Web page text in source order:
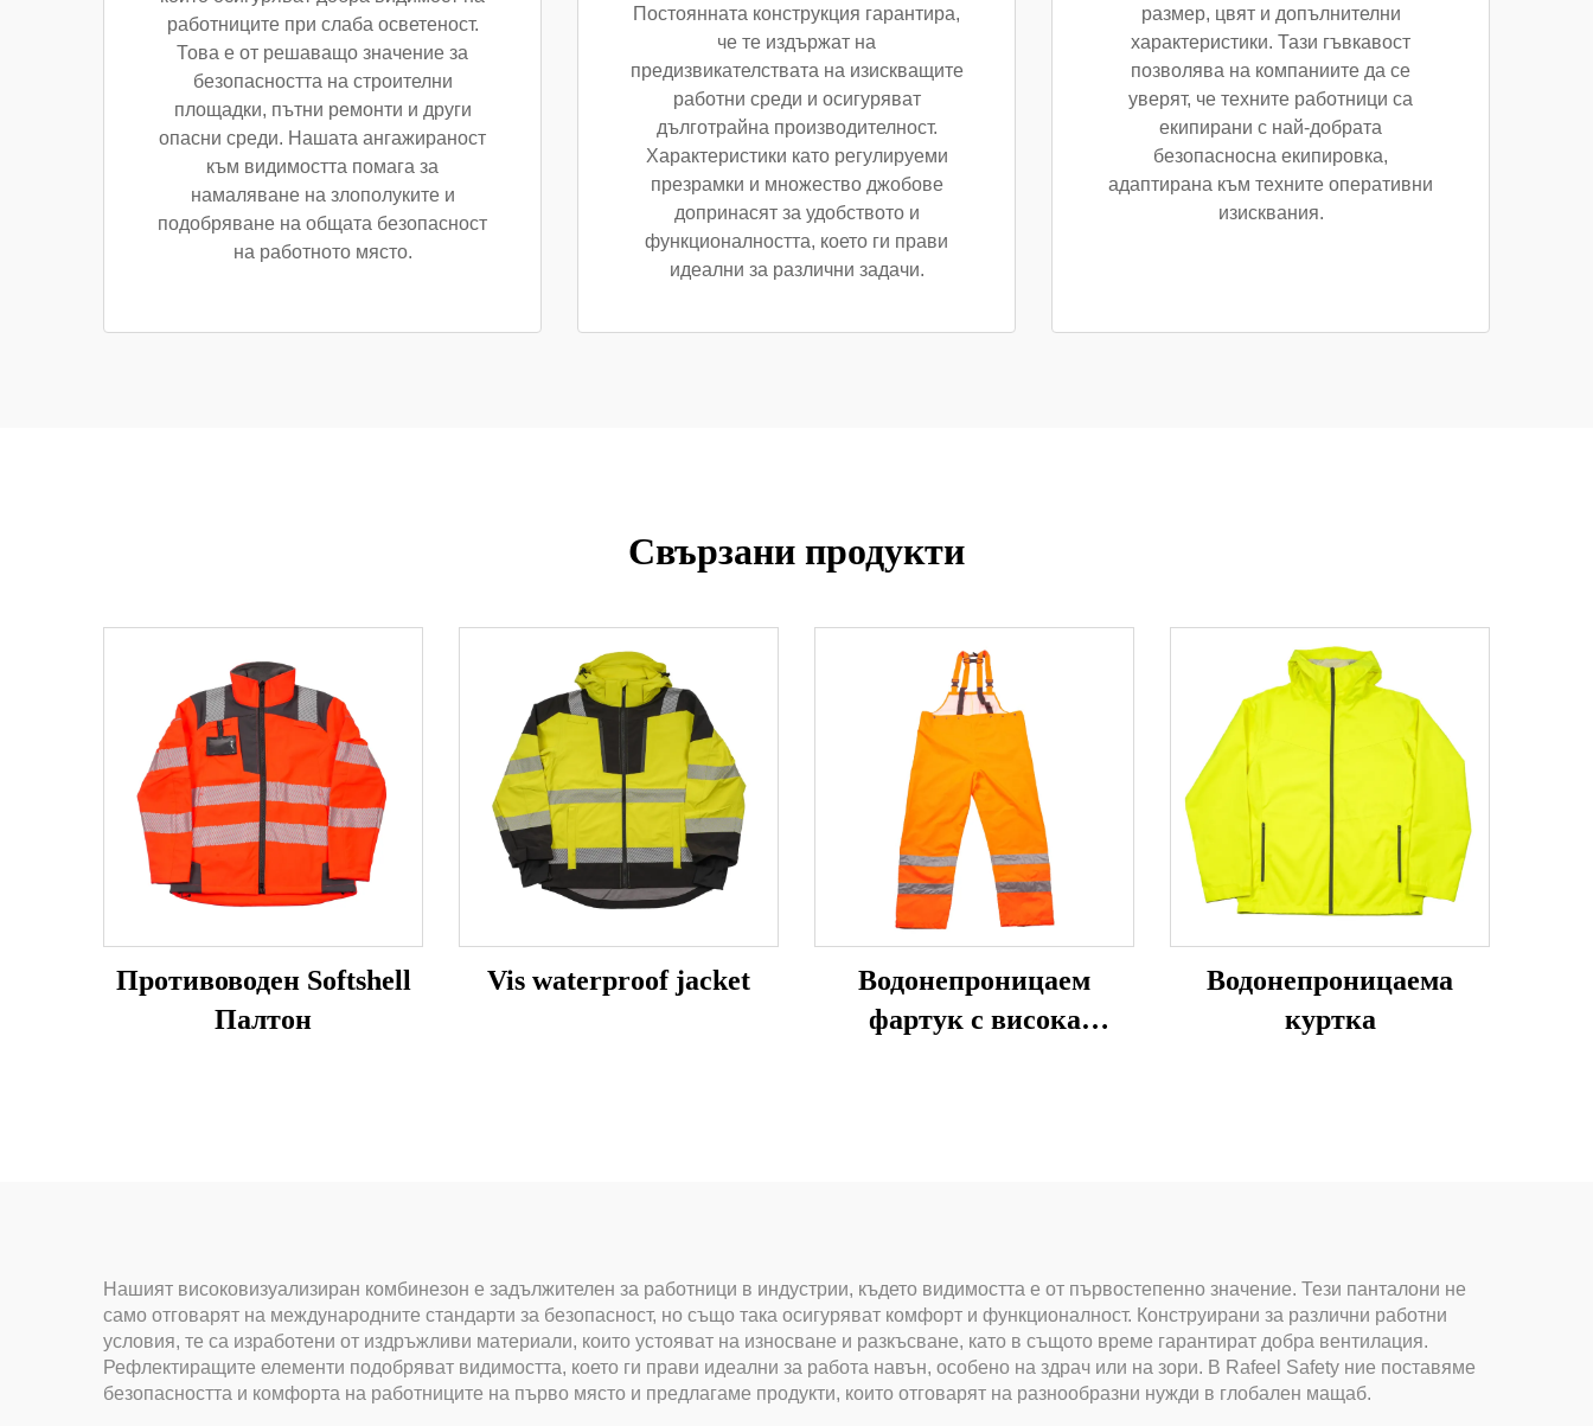
работниците при слаба осветеност.
Това е от решаващо значение за
безопасността на строителни
площадки, пътни ремонти и други
опасни среди. Нашата ангажираност
към видимостта помага за
намаляване на злополуките и
подобряване на общата безопасност
на работното място.
Постоянната конструкция гарантира,
че те издържат на
предизвикателствата на изискващите
работни среди и осигуряват
дълготрайна производителност.
Характеристики като регулируеми
презрамки и множество джобове
допринасят за удобството и
функционалността, което ги прави
идеални за различни задачи.
размер, цвят и допълнителни
характеристики. Тази гъвкавост
позволява на компаниите да се
уверят, че техните работници са
екипирани с най-добрата
безопасносна екипировка,
адаптирана към техните оперативни
изисквания.
Свързани продукти
Противоводен Softshell
Палтон
Vis waterproof jacket
Водонепроницаем
фартук с висока
Водонепроницаема
куртка
Нашият високовизуализиран комбинезон е задължителен за работници в индустрии, където видимостта е от първостепенно значение. Тези панталони не
само отговарят на международните стандарти за безопасност, но също така осигуряват комфорт и функционалност. Конструирани за различни работни
условия, те са изработени от издръжливи материали, които устояват на износване и разкъсване, като в същото време гарантират добра вентилация.
Рефлектиращите елементи подобряват видимостта, което ги прави идеални за работа навън, особено на здрач или на зори. В Rafeel Safety ние поставяме
безопасността и комфорта на работниците на първо място и предлагаме продукти, които отговарят на разнообразни нужди в глобален мащаб.